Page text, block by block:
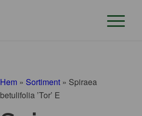
Hem » Sortiment » Spiraea
betulifolia ’Tor’ E